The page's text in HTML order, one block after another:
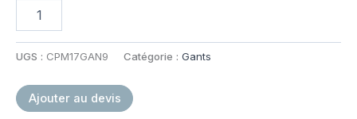
cuir
polaire
UGS : CPM17GAN9 Catégorie : Gants
Ajouter au devis